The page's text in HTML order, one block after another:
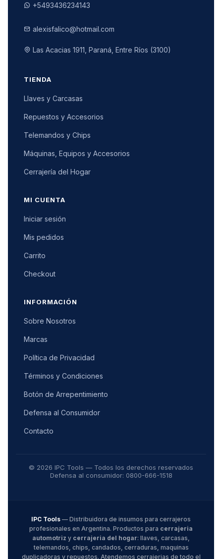
+5493436234143
alexisfalico@hotmail.com
Las Acacias 1911, Paraná, Entre Ríos (3100)
TIENDA
Llaves y Carcasas
Repuestos y Accesorios
Telemandos y Chips
Máquinas, Equipos y Accesorios
Cerrajería del Hogar
MI CUENTA
Iniciar sesión
Mis pedidos
Carrito
Checkout
INFORMACIÓN
Sobre Nosotros
Marcas
Política de Privacidad
Términos y Condiciones
Botón de Arrepentimiento
Defensa al Consumidor
Contacto
© 2026 IPC Tools — Todos los derechos reservados
Defensa al consumidor: 0800-666-1518
IPC Tools — Distribuidora de insumos para cerrajeros
profesionales en Argentina. Productos para cerrajeria
automotriz y cerrajeria del hogar: llaves, carcasas,
telemandos, chips, candados, cerraduras, maquinas
duplicadoras y repuestos. Atendemos cerrajerias de todo el